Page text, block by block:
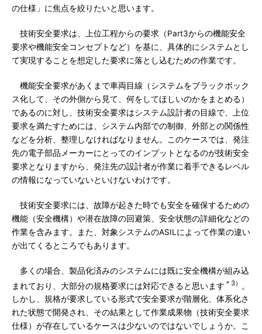
の仕様」に焦点を絞りたいと思います。
技術安全要求は、上位工程からの要求（Part3からの機能安全
要求や機能安全コンセプトなど）を基に、具体的にシステムとし
て実現することを想定した要求に落とし込むための作業です。
機能安全要求があくまで車両目線（システムをブラックボック
ス化して、その外側から見て、何をしてほしいのかをまとめる）
であるのに対し、技術安全要求はシステム設計者の目線で、上位
要求を満たすためには、システム内部での制御、外部との関係性
などを分析、整理しなければなりません。このケースでは、発注
先の電子部品メーカーにとってのインプットとなるのが技術安全
要求となりますから、発注先の設計者が作業に着手できるレベル
の情報になっていないといけないわけです。
技術安全要求には、故障が起きた時でも安全を確保するための
機能（安全機構）や潜在故障の回避策、安全状態の詳細化などの
作業を含みます。また、対象システムのASILによって作業の違い
が出てくるところでもあります。
多くの場合、製品化済みのシステムには既に安全機構が組み込
まれており、大部分の規格要求には対応できると思います ＊3）
しかし、規格が要求している形式で安全要求が階層化、体系化さ
れた状態で開発され、その結果として作業成果物（技術安全要求
仕様）が存在しているケースは少ないのではないでしょうか。こ